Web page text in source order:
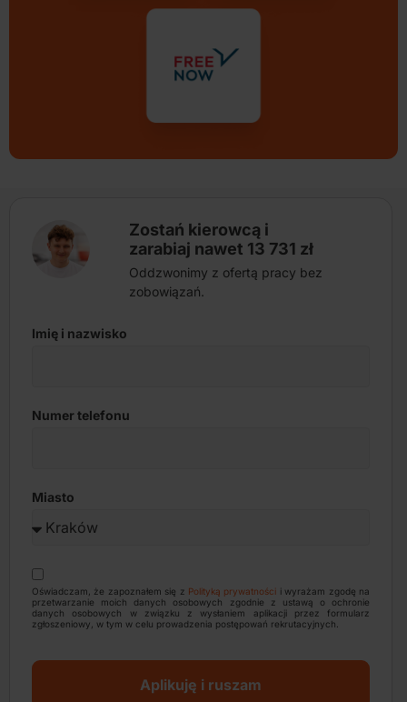
Zostań kierowcą i
zarabiaj nawet 13 731 zł
Oddzwonimy z ofertą pracy bez
zobowiązań.
Imię i nazwisko
Numer telefonu
Miasto
Oświadczam, że zapoznałem się z Polityką prywatności i wyrażam zgodę na
przetwarzanie moich danych osobowych zgodnie z ustawą o ochronie
danych osobowych w związku z wysłaniem aplikacji przez formularz
zgłoszeniowy, w tym w celu prowadzenia postępowań rekrutacyjnych.
Aplikuję i ruszam